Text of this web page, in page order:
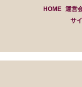
HOME 運営
サ